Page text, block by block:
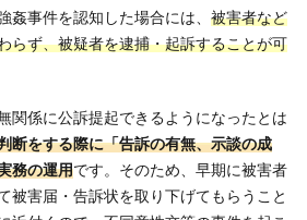
姦事件を認知した場合には、 被害者など
らず、被疑者を逮捕・起訴することが可
関係に公訴提起できるようになったとは
断をする際に「告訴の有無、示談の成
務の運用です。そのため、早期に被害者
被害届・告訴状を取り下げてもらうこと